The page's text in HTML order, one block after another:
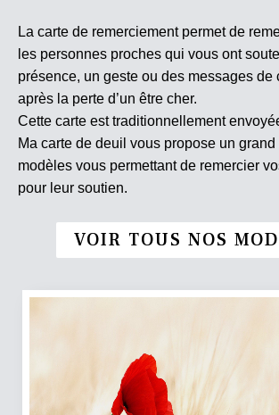
La carte de remerciement permet de
les personnes proches qui vous ont
présence, un geste ou des messages de
après la perte d’un être cher.
Cette carte est traditionnellement
Ma carte de deuil vous propose un
modèles vous permettant de remercier
pour leur soutien.
VOIR TOUS NOS